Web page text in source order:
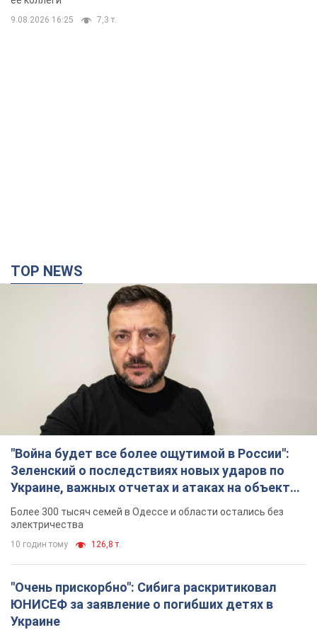
9.08.2026 16:25 7,3 т.
TOP NEWS
"Война будет все более ощутимой в России":
Зеленский о последствиях новых ударов по
Украине, важных отчетах и атаках на объекты
противника. Видео
Более 300 тысяч семей в Одессе и области остались без
электричества
10 годин тому 126,8 т.
"Очень прискорбно": Сибига раскритиковал
ЮНИСЕФ за заявление о погибших детях в
Украине